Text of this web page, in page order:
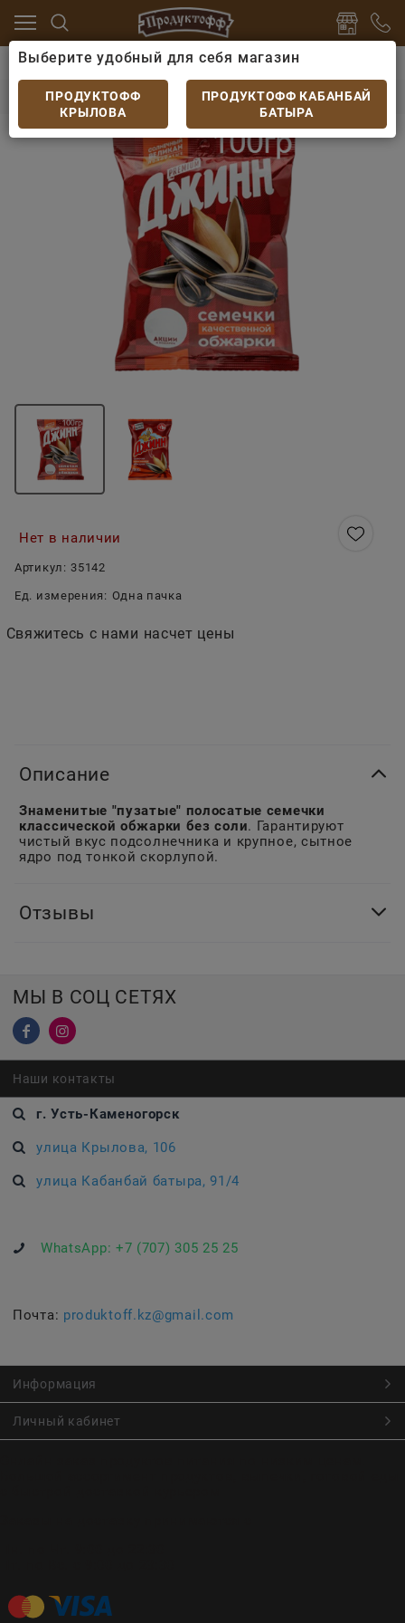
Арахис, фисташки, семечки
Семечки Джинн
Семечки Джинн Полосатые 100гр
Нет в наличии
Артикул: 35142
Ед. измерения: Одна пачка
Свяжитесь с нами насчет цены
Описание
Знаменитые "пузатые" полосатые семечки
классической обжарки без соли. Гарантируют
чистый вкус подсолнечника и крупное, сытное
ядро под тонкой скорлупой.
Отзывы
МЫ В СОЦ СЕТЯХ
Наши контакты
г. Усть-Каменогорск
улица Крылова, 106
улица Кабанбай батыра, 91/4
WhatsApp: +7 (707) 305 25 25
Почта: produktoff.kz@gmail.com
Информация
Личный кабинет
Выберите удобный для себя магазин
ПРОДУКТОФФ
КРЫЛОВА
ПРОДУКТОФФ КАБАНБАЙ
БАТЫРА